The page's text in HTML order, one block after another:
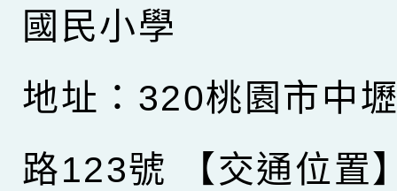
國民小學
地址：320桃園市中
路123號
【交通位置